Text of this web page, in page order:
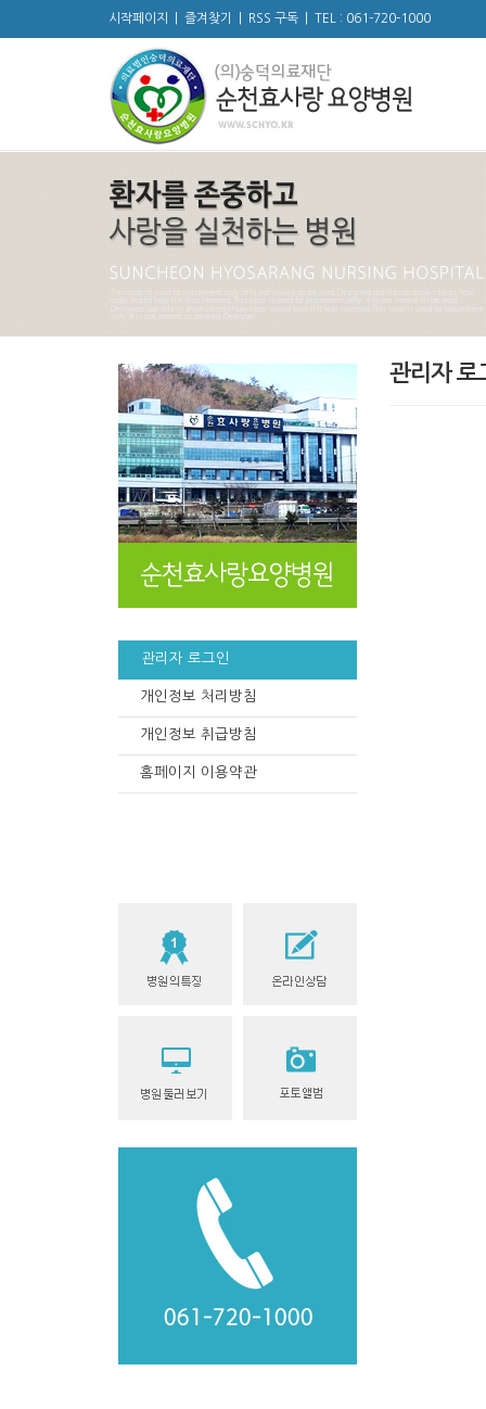
시작페이지 즐겨찾기 RSS 구독 TEL : 061-720-1000
관리자 로그인
개인정보 처리방침
개인정보 취급방침
홈페이지 이용약관
관리자 로